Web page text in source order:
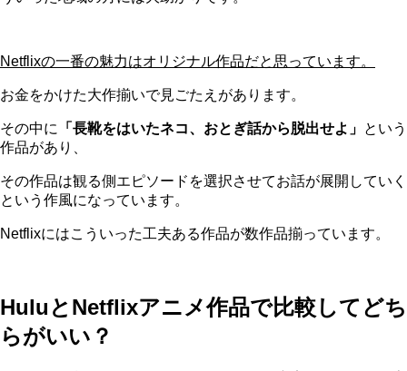
Netflixの一番の魅力はオリジナル作品だと思っています。
お金をかけた大作揃いで見ごたえがあります。
その中に 「長靴をはいたネコ、おとぎ話から脱出せよ」 という
作品があり、
その作品は観る側エピソードを選択させてお話が展開していく
という作風になっています。
Netflixにはこういった工夫ある作品が数作品揃っています。
HuluとNetflixアニメ作品で比較してどち
らがいい？